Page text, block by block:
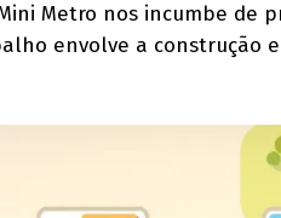
Metro nos incumbe de
envolve a construção